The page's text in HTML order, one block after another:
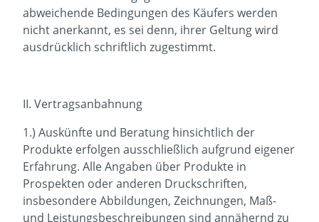
abweichende Bedingungen des Käufers werden
nicht anerkannt, es sei denn, ihrer Geltung wird
ausdrücklich schriftlich zugestimmt.
II. Vertragsanbahnung
1.) Auskünfte und Beratung hinsichtlich der
Produkte erfolgen ausschließlich aufgrund eigener
Erfahrung. Alle Angaben über Produkte in
Prospekten oder anderen Druckschriften,
insbesondere Abbildungen, Zeichnungen, Maß-
und Leistungsbeschreibungen sind annähernd zu